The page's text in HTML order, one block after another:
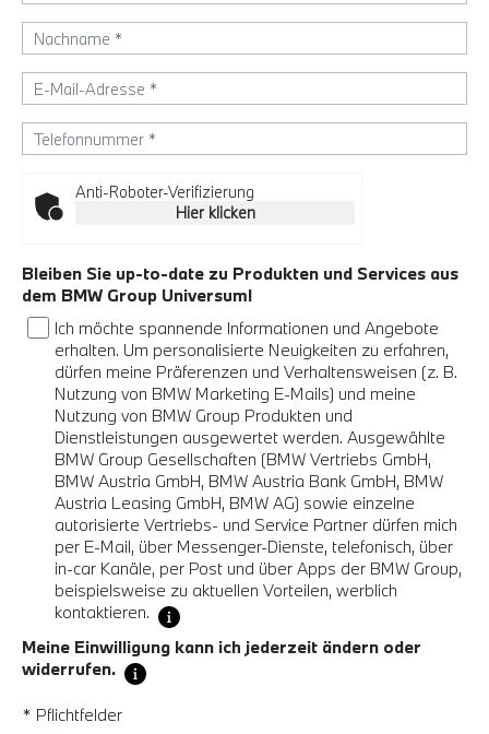
Anti-Roboter-Verifizierung
Hier klicken
Bleiben Sie up-to-date zu Produkten und Services aus
dem BMW Group Universum!
Ich möchte spannende Informationen und Angebote
erhalten. Um personalisierte Neuigkeiten zu erfahren,
dürfen meine Präferenzen und Verhaltensweisen (z. B.
Nutzung von BMW Marketing E-Mails) und meine
Nutzung von BMW Group Produkten und
Dienstleistungen ausgewertet werden. Ausgewählte
BMW Group Gesellschaften (BMW Vertriebs GmbH,
BMW Austria GmbH, BMW Austria Bank GmbH, BMW
Austria Leasing GmbH, BMW AG) sowie einzelne
autorisierte Vertriebs- und Service Partner dürfen mich
per E-Mail, über Messenger-Dienste, telefonisch, über
in-car Kanäle, per Post und über Apps der BMW Group,
beispielsweise zu aktuellen Vorteilen, werblich
kontaktieren.
Meine Einwilligung kann ich jederzeit ändern oder
widerrufen.
* Pflichtfelder